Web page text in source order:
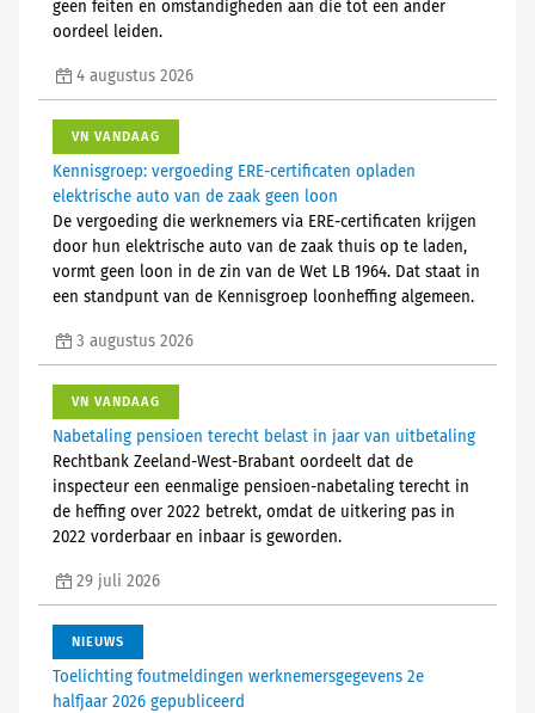
geen feiten en omstandigheden aan die tot een ander
oordeel leiden.
4 augustus 2026
VN VANDAAG
Kennisgroep: vergoeding ERE-certificaten opladen
elektrische auto van de zaak geen loon
De vergoeding die werknemers via ERE-certificaten krijgen
door hun elektrische auto van de zaak thuis op te laden,
vormt geen loon in de zin van de Wet LB 1964. Dat staat in
een standpunt van de Kennisgroep loonheffing algemeen.
3 augustus 2026
VN VANDAAG
Nabetaling pensioen terecht belast in jaar van uitbetaling
Rechtbank Zeeland-West-Brabant oordeelt dat de
inspecteur een eenmalige pensioen-nabetaling terecht in
de heffing over 2022 betrekt, omdat de uitkering pas in
2022 vorderbaar en inbaar is geworden.
29 juli 2026
NIEUWS
Toelichting foutmeldingen werknemersgegevens 2e
halfjaar 2026 gepubliceerd